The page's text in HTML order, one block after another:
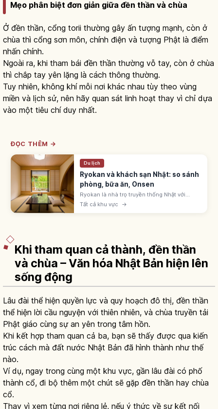
Mẹo phân biệt đơn giản giữa đền thần và chùa
Ở đền thần, cổng torii thường gây ấn tượng mạnh, còn ở
chùa thì cổng sơn môn, chính điện và tượng Phật là điểm
nhấn chính.
Ngoài ra, khi tham bái đền thần thường vỗ tay, còn ở chùa
thì chắp tay yên lặng là cách thông thường.
Tuy nhiên, không khí mỗi nơi khác nhau tùy theo vùng
miền và lịch sử, nên hãy quan sát linh hoạt thay vì chỉ dựa
vào một tiêu chí duy nhất.
ĐỌC THÊM →
Du lịch
Ryokan và khách sạn Nhật: so sánh
phòng, bữa ăn, Onsen
Ryokan là nhà trọ truyền thống Nhật với
phòng tatami, futon, yukata, kaiseki và
onsen. Khách sạn business, city, resort tự
Tất cả khu vực →
Khi tham quan cả thành, đền thần
và chùa – Văn hóa Nhật Bản hiện lên
sống động
Lâu đài thể hiện quyền lực và quy hoạch đô thị, đền thần
thể hiện lời cầu nguyện với thiên nhiên, và chùa truyền tải
Phật giáo cùng sự an yên trong tâm hồn.
Khi kết hợp tham quan cả ba, bạn sẽ thấy được qua kiến
trúc cách mà đất nước Nhật Bản đã hình thành như thế
nào.
Ví dụ, ngay trong cùng một khu vực, gần lâu đài có phố
thành cổ, đi bộ thêm một chút sẽ gặp đền thần hay chùa
cổ.
Thay vì xem từng nơi riêng lẻ, nếu ý thức về sự kết nối